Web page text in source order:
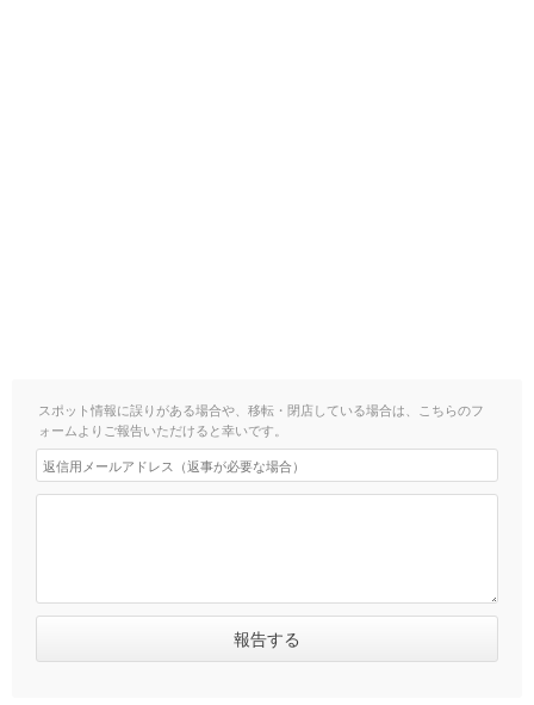
スポット情報に誤りがある場合や、移転・閉店している場合は、こちらのフ
ォームよりご報告いただけると幸いです。